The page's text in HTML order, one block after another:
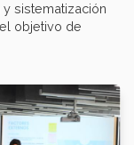
sistematización
objetivo de